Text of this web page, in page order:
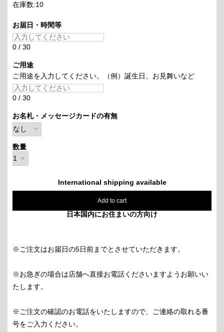
在庫数:10
お届日・時間等
0 / 30
ご用途
ご用途を入力してください。（例）誕生日、お見舞いなど
0 / 30
お名札・メッセージカードの有無
数量
International shipping available
Add to cart
日本国内にお住まいの方向け
※ご注文はお届日の5日前までとさせていただきます。
※お急ぎの場合は店舗へ直接お電話くださいますようお願いい
たします。
※ご注文の確認のお電話をいたしますので、ご連絡の取れる番
号をご入力ください。